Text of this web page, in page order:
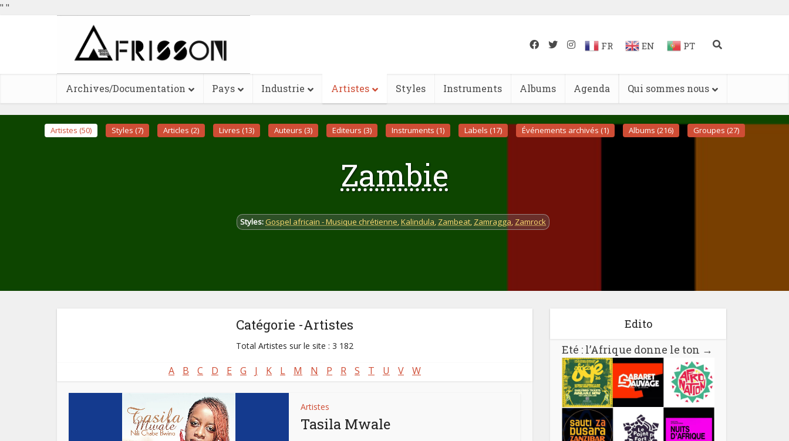
" "
FR EN PT
Archives/Documentation Pays Industrie Artistes Styles Instruments Albums Agenda Qui sommes nous
Artistes (50) Styles (7) Articles (2) Livres (13) Auteurs (3) Editeurs (3) Instruments (1) Labels (17) Événements archivés (1) Albums (216) Groupes (27)
Zambie
Styles:Gospel africain - Musique chrétienne,Kalindula, Zambeat, Zamragga, Zamrock
Catégorie -Artistes
Total Artistes sur le site : 3 182
A B C D E G J K L M N P R S T U V W
Artistes
Tasila Mwale
Edito
Eté : l’Afrique donne le ton →